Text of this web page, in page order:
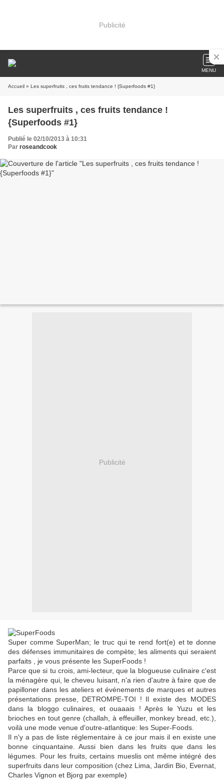
Publicité
MENU
Accueil » Les superfruits , ces fruits tendance ! {Superfoods #1}
Les superfruits , ces fruits tendance !
{Superfoods #1}
Publié le 02/10/2013 à 10:31
Par roseandcook
Publicité
Super comme SuperMan; le truc qui te rend fort(e) et te donne
des défenses immunitaires de compète; les aliments qui seraient
parfaits , je vous présente les SuperFoods !
Parce que si tu crois, ami-lecteur, que la blogueuse culinaire c'est
la ménagère qui, le cheveu luisant, n'a rien d'autre à faire que de
papilloner dans les ateliers et événements de marques et autres
présentations presse, DETROMPE-TOI ! Il existe des MODES
dans la bloggo culinaires, et ouaaais ! Après le Yuzu et les
brioches en tout genre (challah, à effeuiller, monkey bread, etc.),
voilà une mode venue d'outre-atlantique: les Super-Foods.
Il n'y a pas de liste réglementaire à ce jour mais il en existe une
bonne cinquantaine. Aussi bien dans les fruits que dans les
légumes. Pour les fruits, certains mueslis ont même intégré des
superfruits dans leur composition (chez Lima, Jardin Bio, Evernat,
Charles Vignon et Bjorg par exemple)